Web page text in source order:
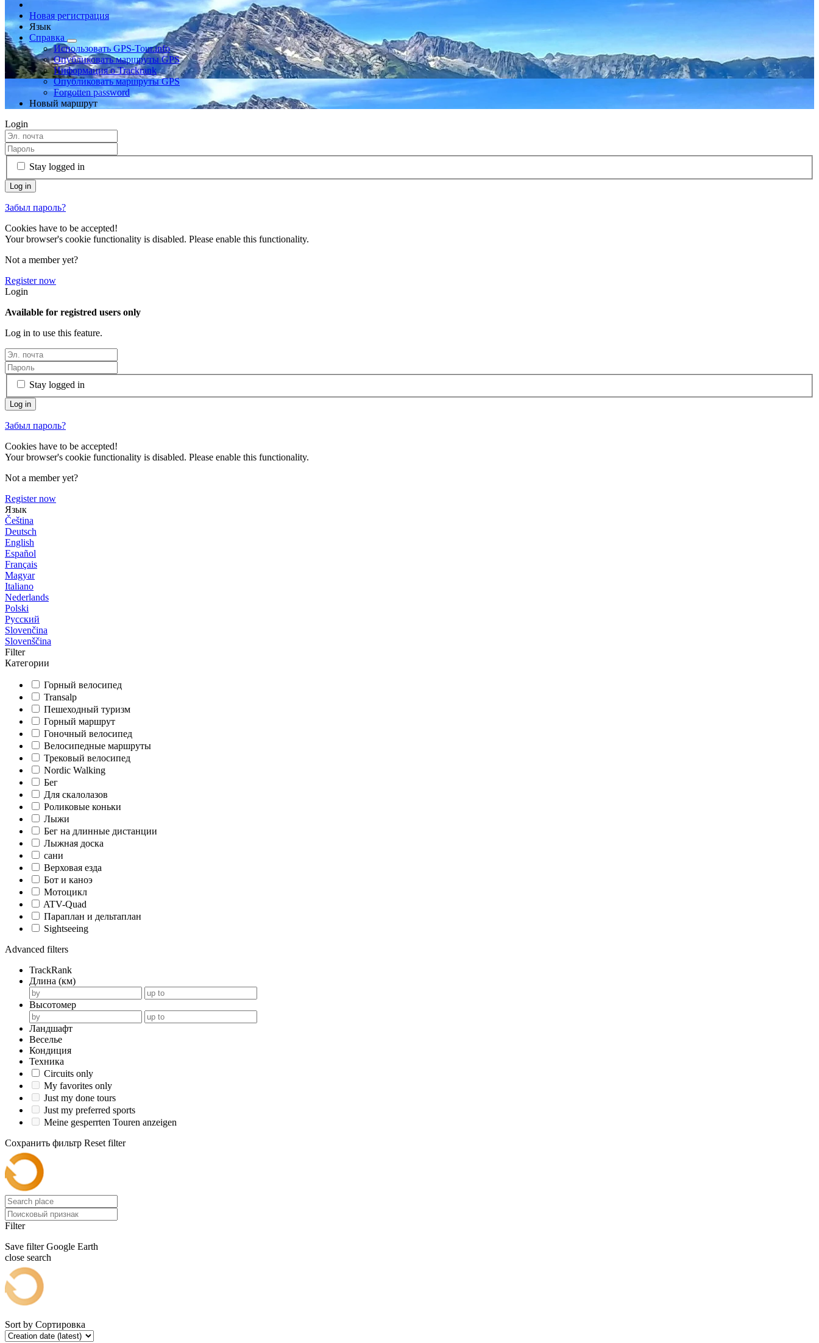
Новая регистрация
Язык
Справка
Использовать GPS-Tour.info
Опубликовать маршруты GPS
Информация о Trackrank
Опубликовать маршруты GPS
Forgotten password
Новый маршрут
Login
Stay logged in
Забыл пароль?
Cookies have to be accepted!
Your browser's cookie functionality is disabled. Please enable this functionality.
Not a member yet?
Register now
Login
Available for registred users only
Log in to use this feature.
Stay logged in
Забыл пароль?
Cookies have to be accepted!
Your browser's cookie functionality is disabled. Please enable this functionality.
Not a member yet?
Register now
Язык
Čeština
Deutsch
English
Español
Français
Magyar
Italiano
Nederlands
Polski
Русский
Slovenčina
Slovenščina
Filter
Категории
Горный велосипед
Transalp
Пешеходный туризм
Горный маршрут
Гоночный велосипед
Велосипедные маршруты
Трековый велосипед
Nordic Walking
Бег
Для скалолазов
Роликовые коньки
Лыжи
Бег на длинные дистанции
Лыжная доска
сани
Верховая езда
Бот и каноэ
Мотоцикл
ATV-Quad
Параплан и дельтаплан
Sightseeing
Advanced filters
TrackRank
Длина (км)
Высотомер
Ландшафт
Веселье
Кондиция
Техника
Circuits only
My favorites only
Just my done tours
Just my preferred sports
Meine gesperrten Touren anzeigen
Сохранить фильтр Reset filter
Filter
Save filter Google Earth
close search
Sort by Сортировка